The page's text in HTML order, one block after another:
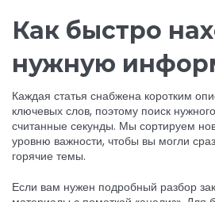
Как быстро
нужную
Каждая статья снабжена коротким
ключевых слов, поэтому поиск
считанные секунды. Мы сортируем
уровню важности, чтобы вы могли
горячие темы.
Если вам нужен подробный разбор